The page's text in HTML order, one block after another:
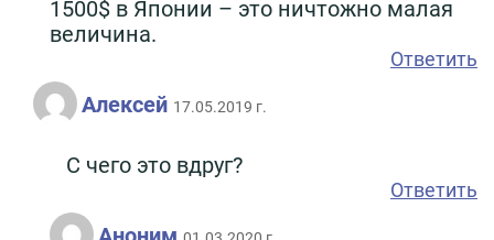
1500$ в Японии – это ничтожно малая
величина.
Ответить
Алексей 17.05.2019 г.
С чего это вдруг?
Ответить